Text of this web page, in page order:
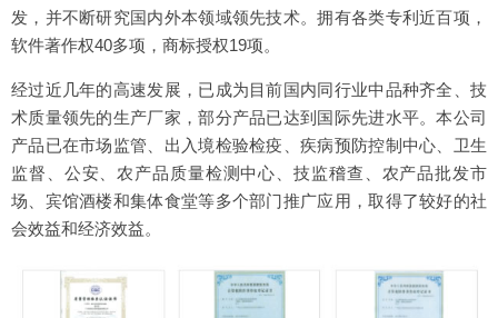
发，并不断研究国内外本领域领先技术。拥有各类专利近百项，
软件著作权40多项，商标授权19项。
经过近几年的高速发展，已成为目前国内同行业中品种齐全、技
术质量领先的生产厂家，部分产品已达到国际先进水平。本公司
产品已在市场监管、出入境检验检疫、疾病预防控制中心、卫生
监督、公安、农产品质量检测中心、技监稽查、农产品批发市
场、宾馆酒楼和集体食堂等多个部门推广应用，取得了较好的社
会效益和经济效益。